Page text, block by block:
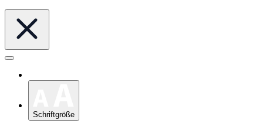
Schriftgröße